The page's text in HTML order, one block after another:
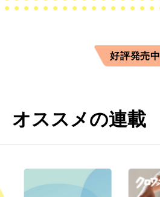
好評発売中
オススメの連載